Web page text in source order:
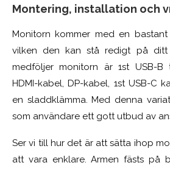
Montering, installation och
Monitorn kommer med en
vilken den kan stå redigt på ditt
medföljer monitorn är 1st USB-B
HDMI-kabel, DP-kabel, 1st USB-C
en sladdklämma. Med denna
som användare ett gott utbud av
Ser vi till hur det är att sätta ihop
att vara enklare. Armen fästs på